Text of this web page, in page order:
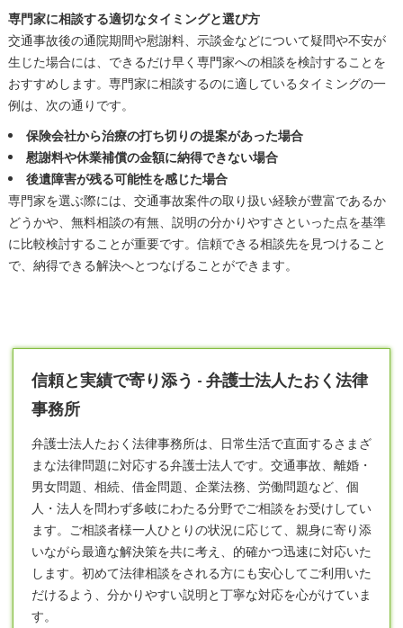
専門家に相談する適切なタイミングと選び方
交通事故後の通院期間や慰謝料、示談金などについて疑問や不安が
生じた場合には、できるだけ早く専門家への相談を検討することを
おすすめします。専門家に相談するのに適しているタイミングの一
例は、次の通りです。
保険会社から治療の打ち切りの提案があった場合
慰謝料や休業補償の金額に納得できない場合
後遺障害が残る可能性を感じた場合
専門家を選ぶ際には、交通事故案件の取り扱い経験が豊富であるか
どうかや、無料相談の有無、説明の分かりやすさといった点を基準
に比較検討することが重要です。信頼できる相談先を見つけること
で、納得できる解決へとつなげることができます。
信頼と実績で寄り添う - 弁護士法人たおく法律
事務所
弁護士法人たおく法律事務所は、日常生活で直面するさまざ
まな法律問題に対応する弁護士法人です。交通事故、離婚・
男女問題、相続、借金問題、企業法務、労働問題など、個
人・法人を問わず多岐にわたる分野でご相談をお受けしてい
ます。ご相談者様一人ひとりの状況に応じて、親身に寄り添
いながら最適な解決策を共に考え、的確かつ迅速に対応いた
します。初めて法律相談をされる方にも安心してご利用いた
だけるよう、分かりやすい説明と丁寧な対応を心がけていま
す。